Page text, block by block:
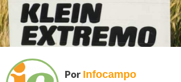
Por Infocampo